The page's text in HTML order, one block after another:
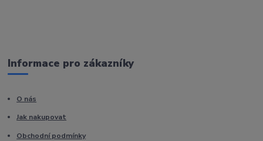
Informace pro zákazníky
O nás
Jak nakupovat
Obchodní podmínky